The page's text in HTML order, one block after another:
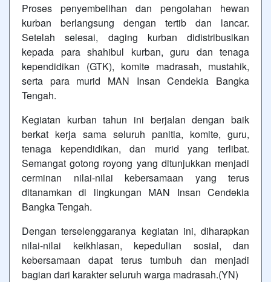
Proses penyembelihan dan pengolahan hewan
kurban berlangsung dengan tertib dan lancar.
Setelah selesai, daging kurban didistribusikan
kepada para shahibul kurban, guru dan tenaga
kependidikan (GTK), komite madrasah, mustahik,
serta para murid MAN Insan Cendekia Bangka
Tengah.
Kegiatan kurban tahun ini berjalan dengan baik
berkat kerja sama seluruh panitia, komite, guru,
tenaga kependidikan, dan murid yang terlibat.
Semangat gotong royong yang ditunjukkan menjadi
cerminan nilai-nilai kebersamaan yang terus
ditanamkan di lingkungan MAN Insan Cendekia
Bangka Tengah.
Dengan terselenggaranya kegiatan ini, diharapkan
nilai-nilai keikhlasan, kepedulian sosial, dan
kebersamaan dapat terus tumbuh dan menjadi
bagian dari karakter seluruh warga madrasah.(YN)